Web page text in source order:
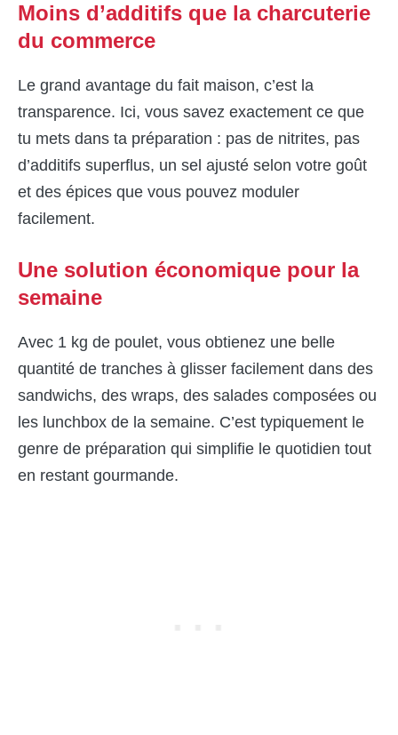
Moins d’additifs que la charcuterie
du commerce
Le grand avantage du fait maison, c’est la
transparence. Ici, vous savez exactement ce que
tu mets dans ta préparation : pas de nitrites, pas
d’additifs superflus, un sel ajusté selon votre goût
et des épices que vous pouvez moduler
facilement.
Une solution économique pour la
semaine
Avec 1 kg de poulet, vous obtienez une belle
quantité de tranches à glisser facilement dans des
sandwichs, des wraps, des salades composées ou
les lunchbox de la semaine. C’est typiquement le
genre de préparation qui simplifie le quotidien tout
en restant gourmande.